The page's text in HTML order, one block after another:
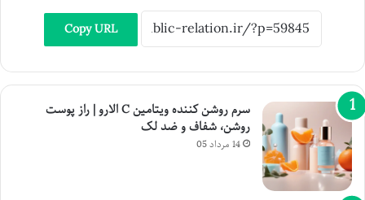
Copy URL
سرم روشن کننده ویتامین C الارو | راز پوست
روشن، شفاف و ضد لک
14 مرداد 05